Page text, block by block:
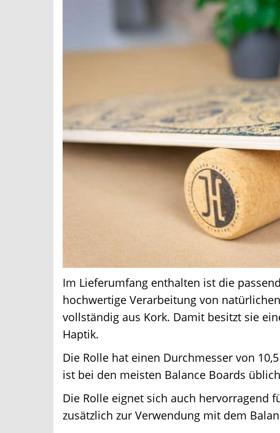
Im Lieferumfang enthalten ist die
hochwertige Verarbeitung von
vollständig aus Kork. Damit besitzt sie
Haptik.
Die Rolle hat einen Durchmesser von
ist bei den meisten Balance Boards üblich.
Die Rolle eignet sich auch hervorragend
zusätzlich zur Verwendung mit dem